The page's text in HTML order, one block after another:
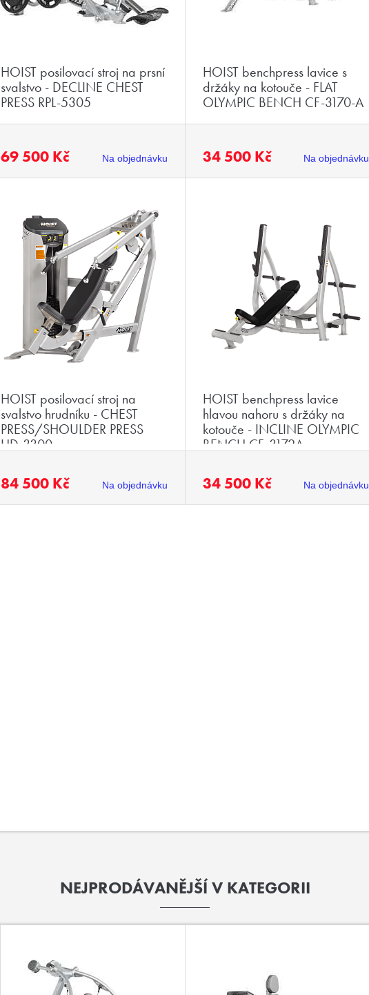
HOIST posilovací stroj na prsní
svalstvo - DECLINE CHEST
PRESS RPL-5305
69 500 Kč Na objednávku
HOIST benchpress lavice s
držáky na kotouče - FLAT
OLYMPIC BENCH CF-3170-A
34 500 Kč Na objednávku
HOIST posilovací stroj na
svalstvo hrudníku - CHEST
PRESS/SHOULDER PRESS
HD-3300
84 500 Kč Na objednávku
HOIST benchpress lavice
hlavou nahoru s držáky na
kotouče - INCLINE OLYMPIC
BENCH CF-3172A
34 500 Kč Na objednávku
NEJPRODÁVANĚJŠÍ V KATEGORII